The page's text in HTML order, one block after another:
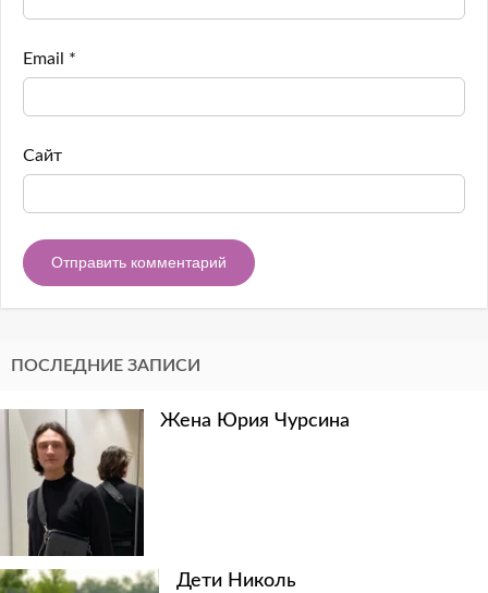
Email *
Сайт
ПОСЛЕДНИЕ ЗАПИСИ
Жена Юрия Чурсина
Дети Николь